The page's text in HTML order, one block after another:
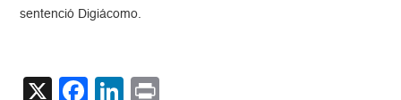
sentenció Digiácomo.
X Facebook
LinkedIn